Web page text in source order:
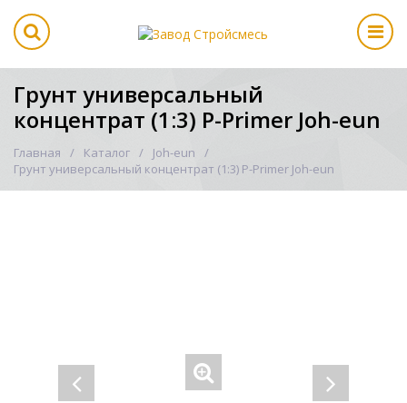
Грунт универсальный
концентрат (1:3) P-Primer Joh-eun
Главная Каталог
Joh-eun
Грунт универсальный концентрат (1:3) P-Primer Joh-eun